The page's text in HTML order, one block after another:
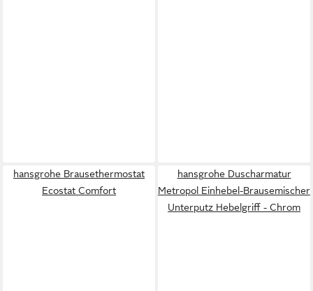
hansgrohe Brausethermostat
Ecostat Comfort
hansgrohe Duscharmatur
Metropol Einhebel-Brausemischer
Unterputz Hebelgriff - Chrom